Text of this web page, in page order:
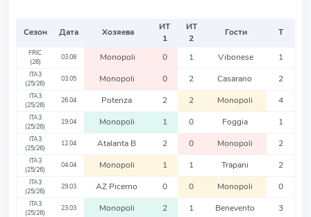
Сезон Дата Хозяева
ИТ
1
ИТ
2
Гости Т
FRIC
(26)
03.08 Monopoli 0 1 Vibonese 1
ITA3
(25/26)
03.05 Monopoli 0 2 Casarano 2
ITA3
(25/26)
26.04 Potenza 2 2 Monopoli 4
ITA3
(25/26)
19.04 Monopoli 1 0 Foggia 1
ITA3
(25/26)
12.04 Atalanta B 2 0 Monopoli 2
ITA3
(25/26)
04.04 Monopoli 1 1 Trapani 2
ITA3
(25/26)
29.03 AZ Picerno 0 0 Monopoli 0
ITA3
(25/26)
23.03 Monopoli 2 1 Benevento 3